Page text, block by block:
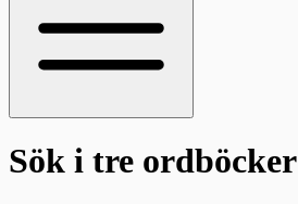
Sök i tre ordböcker